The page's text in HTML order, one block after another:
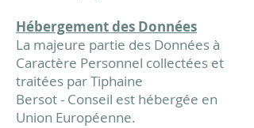
Hébergement des Données
La majeure partie des Données à
Caractère Personnel collectées et
traitées par Tiphaine
Bersot- Conseil est hébergée en
Union Européenne.